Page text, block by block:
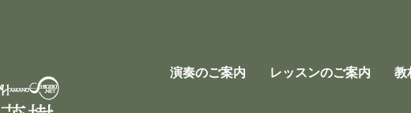
演奏のご案内 レッスンのご案内 教